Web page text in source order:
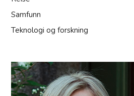
Samfunn
Teknologi og forskning